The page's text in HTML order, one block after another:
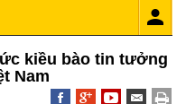
kiều bào tin tưởng
Nam